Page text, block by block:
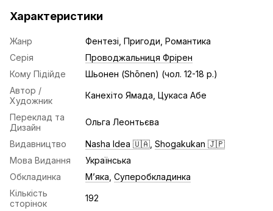
Характеристики
Жанр
Фентезі, Пригоди, Романтика
Серія
Проводжальниця Фрірен
Кому Підійде
Шьонен (Shōnen) (чол. 12-18 р.)
Автор /
Художник
Канехіто Ямада, Цукаса Абе
Переклад та
Дизайн
Ольга Леонтьєва
Видавництво Nasha Idea 🇺🇦 Shogakukan 🇯🇵
Мова Видання
Українська
Обкладинка
Мʼяка Суперобкладинка
Кількість
сторінок
192